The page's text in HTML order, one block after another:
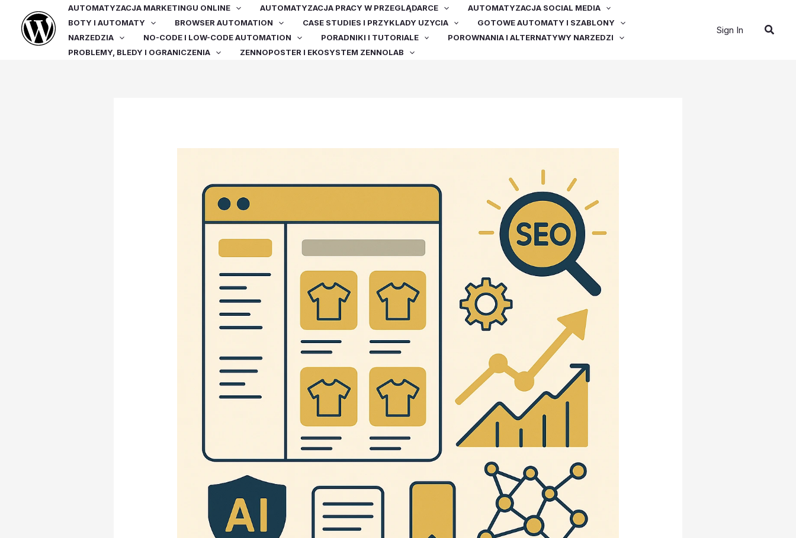
treści
AUTOMATYZACJA MARKETINGU ONLINE AUTOMATYZACJA PRACY W PRZEGLĄDARCE
AUTOMATYZACJA SOCIAL MEDIA
BOTY I AUTOMATY
BROWSER AUTOMATION CASE STUDIES I PRZYKLADY UZYCIA
GOTOWE AUTOMATY I SZABLONY
NARZEDZIA
NO-CODE I LOW-CODE AUTOMATION PORADNIKI I TUTORIALE
POROWNANIA I ALTERNATYWY NARZEDZI
PROBLEMY, BLEDY I OGRANICZENIA
ZENNOPOSTER I EKOSYSTEM ZENNOLAB
Sign In Szukaj